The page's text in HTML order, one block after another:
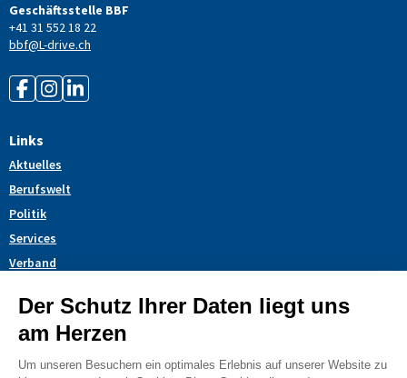
Geschäftsstelle BBF
+41 31 552 18 22
bbf@L-drive.ch
Links
Aktuelles
Berufswelt
Politik
Services
Verband
Blog
AGB